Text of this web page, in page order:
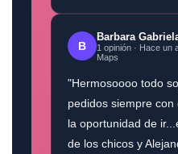
B
Barbara
1 opinión · Hace un
Maps
"Hermosoooo todo
pedidos siempre
la oportunidad de
de los chicos y